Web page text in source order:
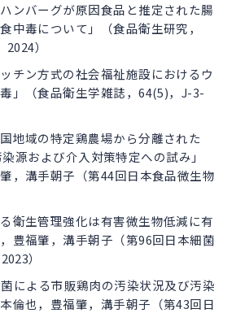
ハンバーグが原因食品と推定された腸
中毒について」（食品衛生研究，
）
チン方式の社会福祉施設におけるウ
」（食品衛生学雑誌，64(5)，J-3-
地域の特定鶏農場から分離された
源および介入対策特定への試み」
，溝手朝子（第44回日本食品微生物
る衛生管理強化は有害微生物低減に有
豊福肇，溝手朝子（第96回日本細菌
）
による市販鶏肉の汚染状況及び汚染
倫也，豊福肇，溝手朝子（第43回日